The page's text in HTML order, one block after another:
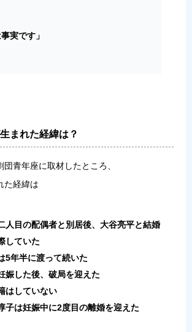
実です」
まれた経緯は？
団青年座に取材したところ、
た経緯は
人目の配偶者と別居後、大谷亮平と結婚
していた
5年半に渡って続いた
娠した後、破局を迎えた
はしていない
子は妊娠中に2度目の離婚を迎えた